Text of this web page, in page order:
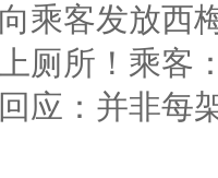
乘客发放西
厕所！乘客
应：并非每